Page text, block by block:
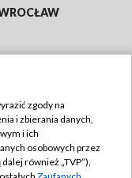
zgody na
i zbierania danych,
i ich
osobowych przez
również „TVP”),